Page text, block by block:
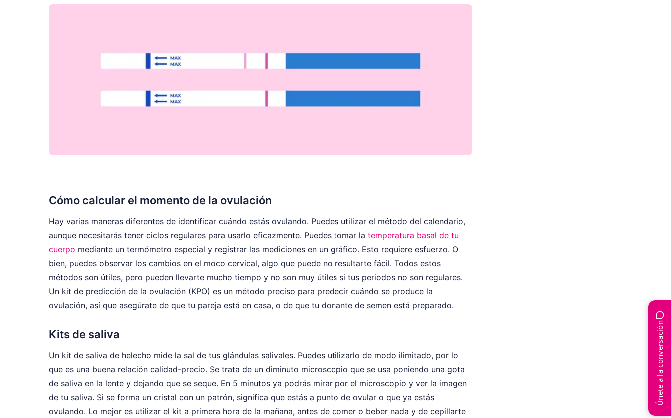
Cómo calcular el momento de la ovulación
Hay varias maneras diferentes de identificar cuándo estás ovulando. Puedes utilizar el método del calendario,
aunque necesitarás tener ciclos regulares para usarlo eficazmente. Puedes tomar la temperatura basal de tu
cuerpo mediante un termómetro especial y registrar las mediciones en un gráfico. Esto requiere esfuerzo. O
bien, puedes observar los cambios en el moco cervical, algo que puede no resultarte fácil. Todos estos
métodos son útiles, pero pueden llevarte mucho tiempo y no son muy útiles si tus periodos no son regulares.
Un kit de predicción de la ovulación (KPO) es un método preciso para predecir cuándo se produce la
ovulación, así que asegúrate de que tu pareja está en casa, o de que tu donante de semen está preparado.
Kits de saliva
Un kit de saliva de helecho mide la sal de tus glándulas salivales. Puedes utilizarlo de modo ilimitado, por lo
que es una buena relación calidad-precio. Se trata de un diminuto microscopio que se usa poniendo una gota
de saliva en la lente y dejando que se seque. En 5 minutos ya podrás mirar por el microscopio y ver la imagen
de tu saliva. Si se forma un cristal con un patrón, significa que estás a punto de ovular o que ya estás
ovulando. Lo mejor es utilizar el kit a primera hora de la mañana, antes de comer o beber nada y de cepillarte
Únete a la conversación